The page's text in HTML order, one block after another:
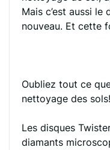
Mais c’est aussi
nouveau. Et cette
Oubliez tout ce
nettoyage des sols!
Les disques
diamants